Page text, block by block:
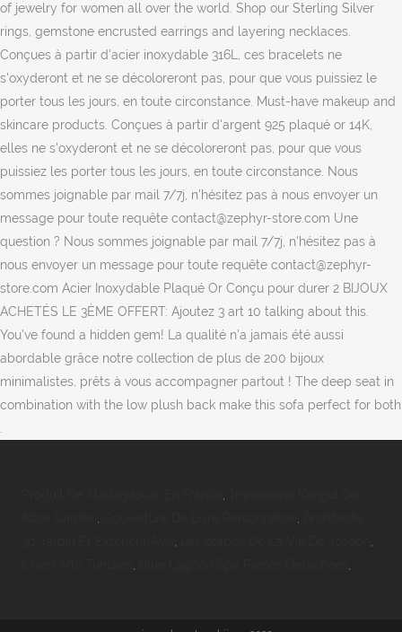
of jewelry for women all over the world. Shop our Sterling Silver
rings, gemstone encrusted earrings and layering necklaces.
Conçues à partir d'acier inoxydable 316L, ces bracelets ne
s'oxyderont et ne se décoloreront pas, pour que vous puissiez le
porter tous les jours, en toute circonstance. Must-have makeup and
skincare products. Conçues à partir d'argent 925 plaqué or 14K,
elles ne s'oxyderont et ne se décoloreront pas, pour que vous
puissiez les porter tous les jours, en toute circonstance. Nous
sommes joignable par mail 7/7j, n'hésitez pas à nous envoyer un
message pour toute requête contact@zephyr-store.com Une
question ? Nous sommes joignable par mail 7/7j, n'hésitez pas à
nous envoyer un message pour toute requête contact@zephyr-
store.com Acier Inoxydable Plaqué Or Conçu pour durer 2 BIJOUX
ACHETÉS LE 3ÈME OFFERT: Ajoutez 3 art 10 talking about this.
You've found a hidden gem! La qualité n'a jamais été aussi
abordable grâce notre collection de plus de 200 bijoux
minimalistes, prêts à vous accompagner partout ! The deep seat in
combination with the low plush back make this sofa perfect for both